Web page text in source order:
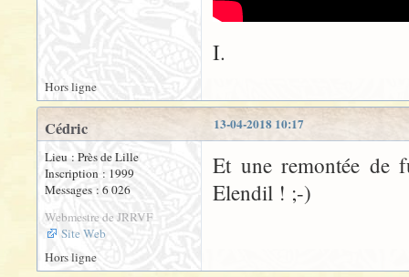
I.
Hors ligne
13-04-2018 10:17
Cédric
Lieu : Près de Lille
Inscription : 1999
Messages : 6 026
Webmestre de JRRVF
Site Web
Et une remontée de
Elendil ! ;-)
Hors ligne